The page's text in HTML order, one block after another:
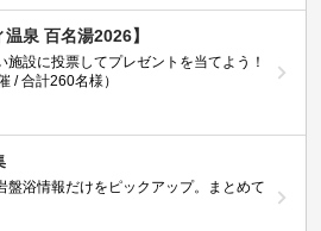
温泉 百名湯2026】
施設に投票してプレゼントを当てよう！
/ 合計260名様）
盤浴情報だけをピックアップ。まとめて